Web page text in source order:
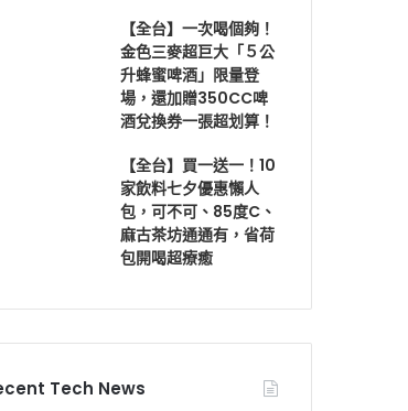
【全台】一次喝個夠！
金色三麥超巨大「５公
升蜂蜜啤酒」限量登
場，還加贈350CC啤
酒兌換券一張超划算！
【全台】買一送一！10
家飲料七夕優惠懶人
包，可不可、85度C、
麻古茶坊通通有，省荷
包開喝超療癒
Tech News